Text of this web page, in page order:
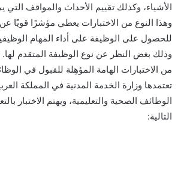
الأشياء، وكذلك تقييم الأحداث والمواقف
وهذا النوع من الاختبارات يعطي مؤشرًا قويًا
للحصول على الوظيفة على أداء المهام
وذلك بغض النظر عن نوع الوظيفة المتقدم لها.
من الاختبارات الهامة المؤهِلة للقبول في
تعتمدها وزارة الخدمة المدنية في المملكة
الوظائف الصحية والتعليمية، ويهتم الاختبار
التالية: